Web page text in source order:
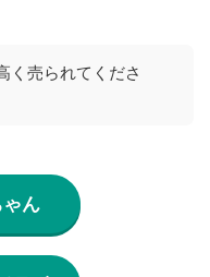
く売られてくださ
ゃん